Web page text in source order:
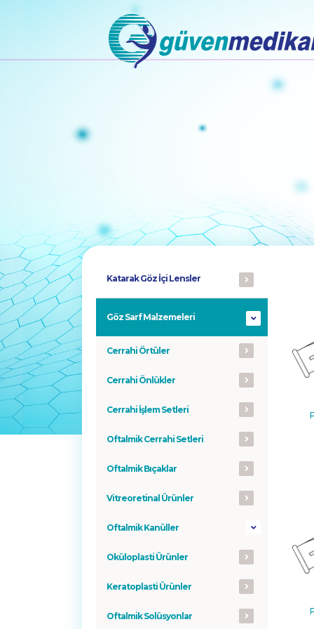
Katarak Göz İçi Lensler
Göz Sarf Malzemeleri
Cerrahi Örtüler
Cerrahi Önlükler
Cerrahi İşlem Setleri
Oftalmik Cerrahi Setleri
Oftalmik Bıçaklar
Vitreoretinal Ürünler
Oftalmik Kanüller
Oküloplasti Ürünler
Keratoplasti Ürünler
Oftalmik Solüsyonlar